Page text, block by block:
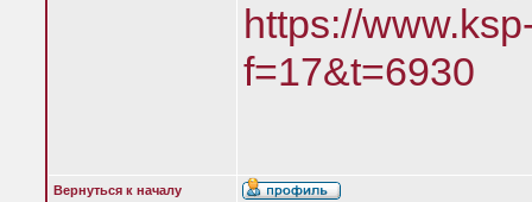
https://
f=17&t=6930
Вернуться к началу